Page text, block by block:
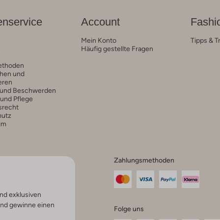
und
Beschwerden
Pflege
Account
Mein Konto
Häufig gestellte Fragen
Tipps &
exklusiven
gewinne einen
Zahlungsmethoden
Folge uns